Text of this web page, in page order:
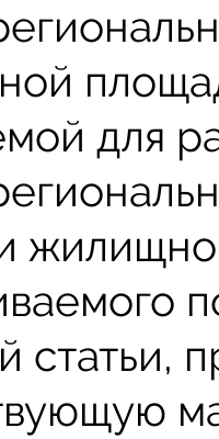
для
статьи,